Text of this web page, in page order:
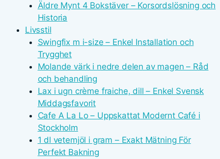
Äldre Mynt 4 Bokstäver – Korsordslösning och
Historia
Livsstil
Swingfix m i-size – Enkel Installation och
Trygghet
Molande värk i nedre delen av magen – Råd
och behandling
Lax i ugn crème fraiche, dill – Enkel Svensk
Middagsfavorit
Cafe A La Lo – Uppskattat Modernt Café i
Stockholm
1 dl vetemjöl i gram – Exakt Mätning För
Perfekt Bakning